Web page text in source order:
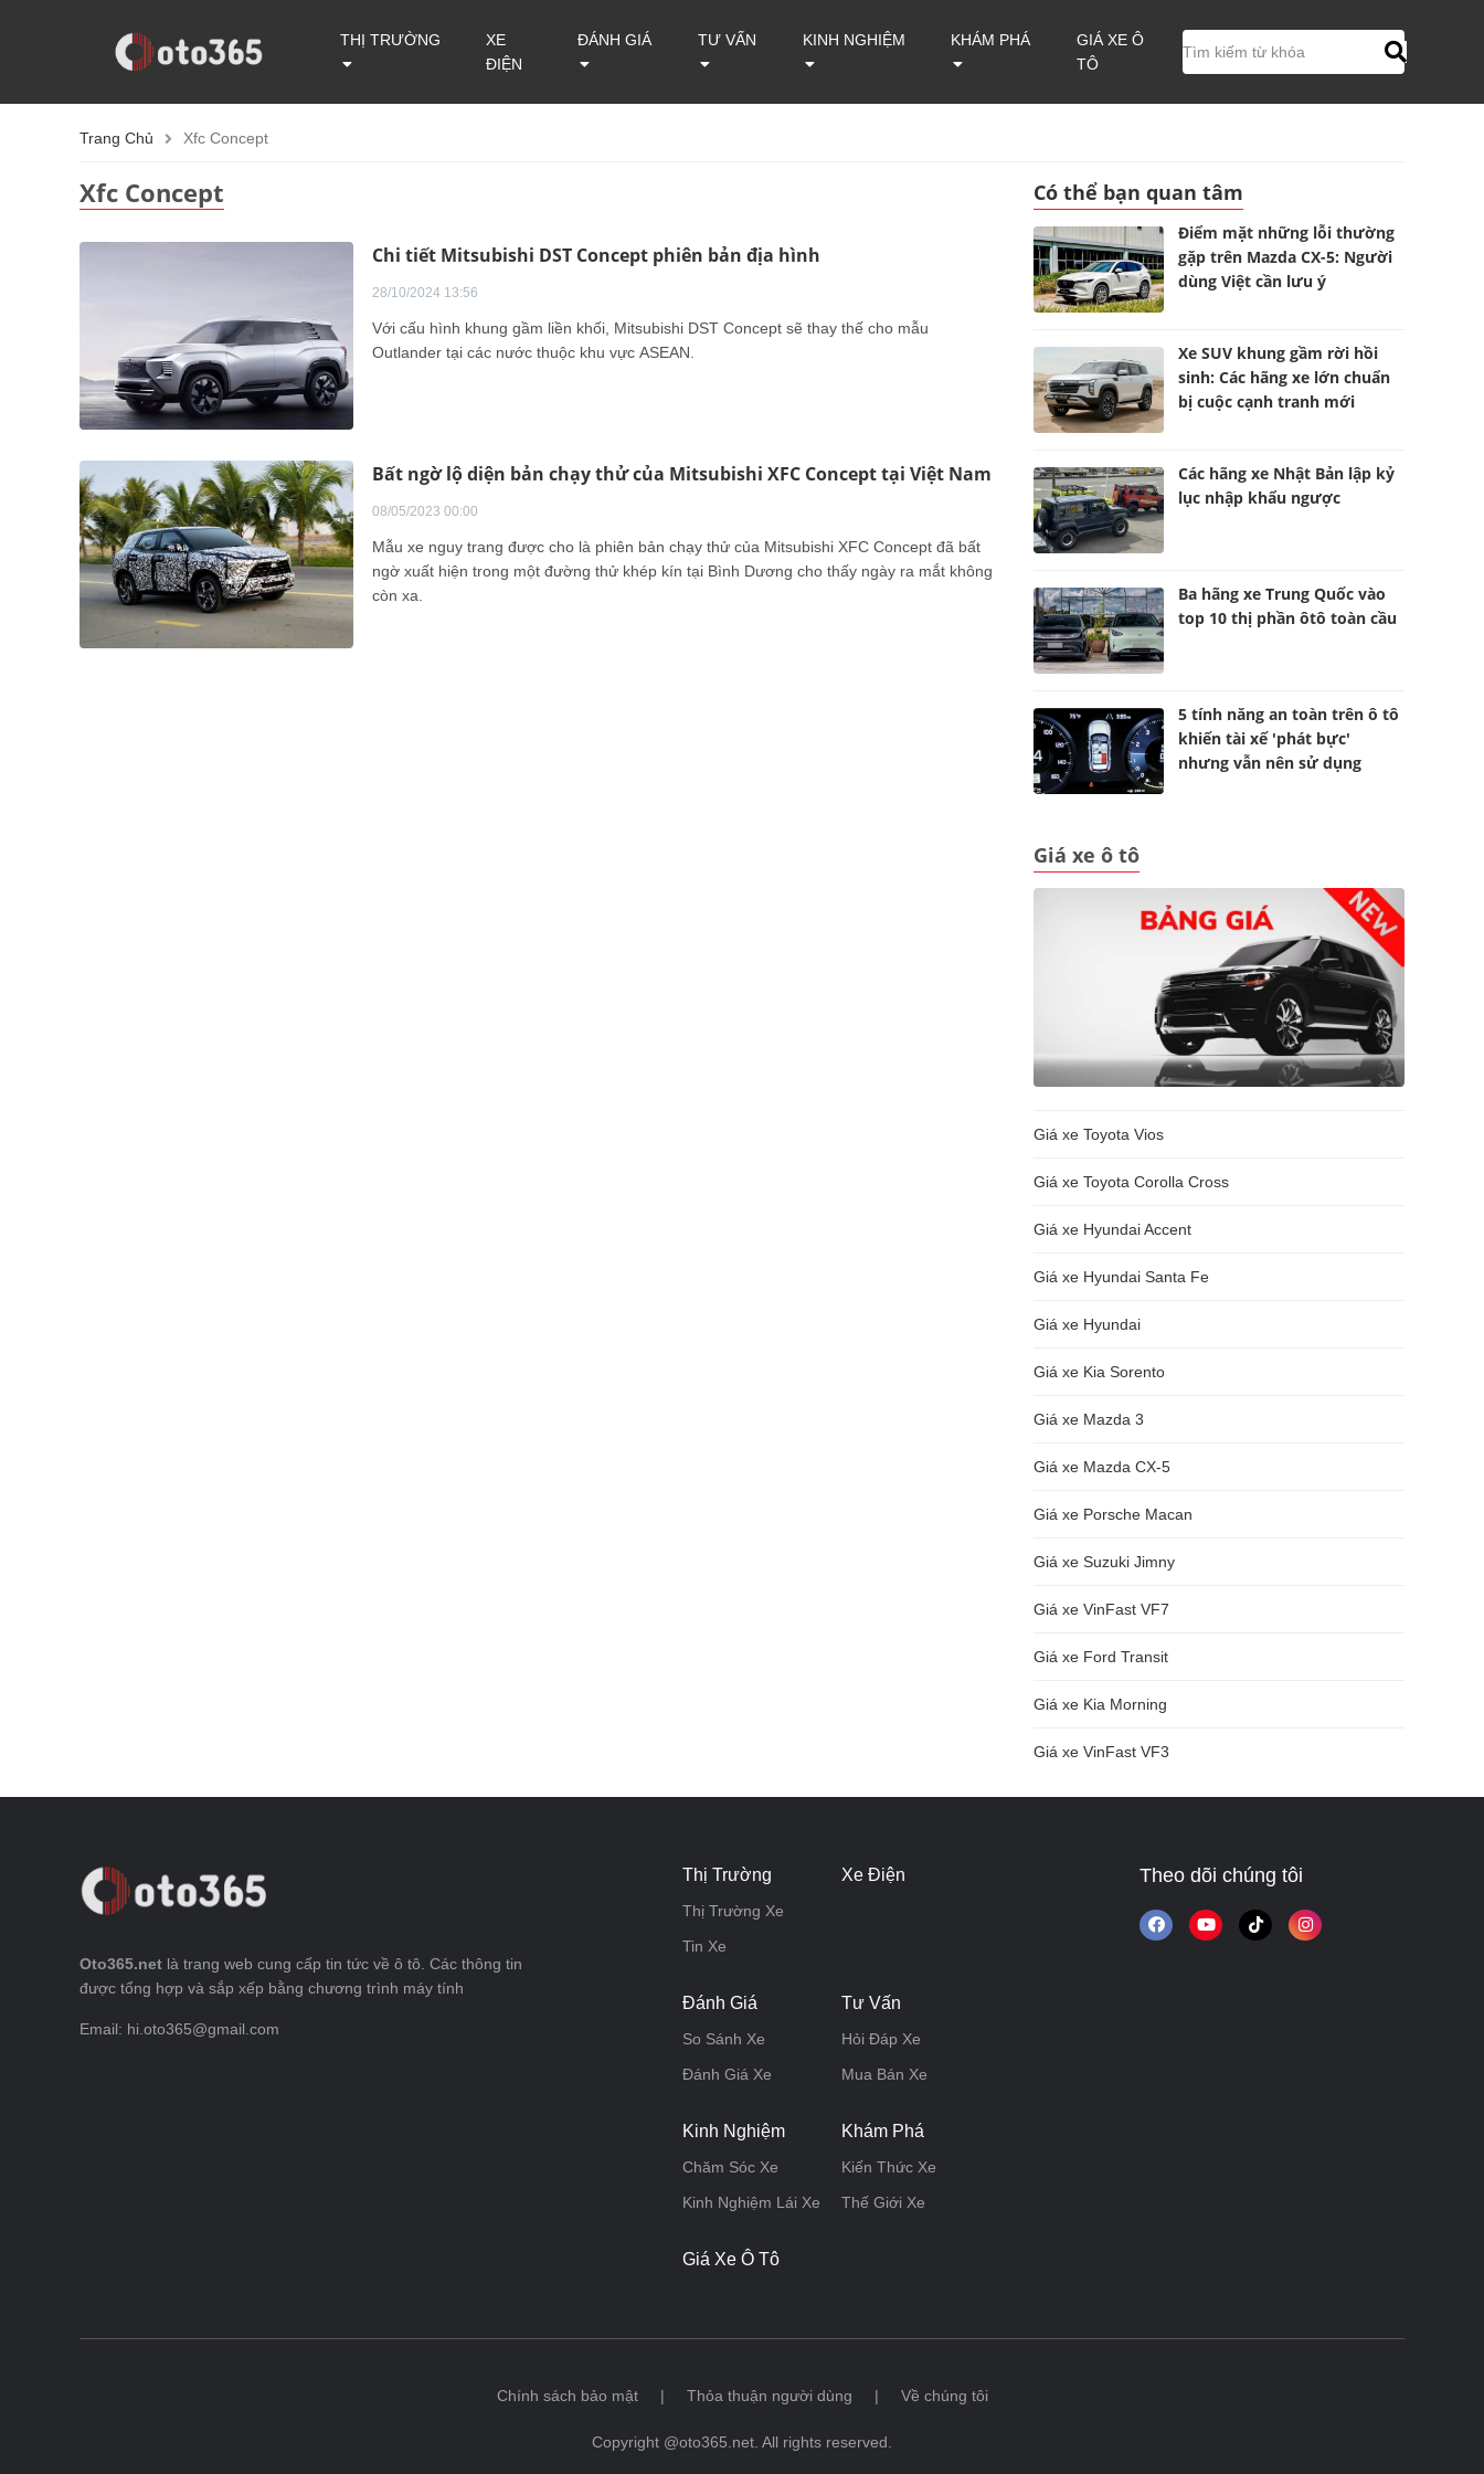
THỊ TRƯỜNG
XE
ĐIỆN
ĐÁNH GIÁ TƯ VẤN KINH NGHIỆM KHÁM PHÁ
GIÁ XE Ô
TÔ
Trang Chủ Xfc Concept
Xfc Concept
Chi tiết Mitsubishi DST Concept phiên bản địa hình
28/10/2024 13:56
Với cấu hình khung gầm liền khối, Mitsubishi DST Concept sẽ thay thế cho mẫu
Outlander tại các nước thuộc khu vực ASEAN.
Bất ngờ lộ diện bản chạy thử của Mitsubishi XFC Concept tại Việt Nam
08/05/2023 00:00
Mẫu xe nguy trang được cho là phiên bản chạy thử của Mitsubishi XFC Concept đã bất
ngờ xuất hiện trong một đường thử khép kín tại Bình Dương cho thấy ngày ra mắt không
còn xa.
Có thể bạn quan tâm
Điểm mặt những lỗi thường
gặp trên Mazda CX-5: Người
dùng Việt cần lưu ý
Xe SUV khung gầm rời hồi
sinh: Các hãng xe lớn chuẩn
bị cuộc cạnh tranh mới
Các hãng xe Nhật Bản lập kỷ
lục nhập khẩu ngược
Ba hãng xe Trung Quốc vào
top 10 thị phần ôtô toàn cầu
5 tính năng an toàn trên ô tô
khiến tài xế 'phát bực'
nhưng vẫn nên sử dụng
Giá xe ô tô
Giá xe Toyota Vios
Giá xe Toyota Corolla Cross
Giá xe Hyundai Accent
Giá xe Hyundai Santa Fe
Giá xe Hyundai
Giá xe Kia Sorento
Giá xe Mazda 3
Giá xe Mazda CX-5
Giá xe Porsche Macan
Giá xe Suzuki Jimny
Giá xe VinFast VF7
Giá xe Ford Transit
Giá xe Kia Morning
Giá xe VinFast VF3
Oto365.net là trang web cung cấp tin tức về ô tô. Các thông tin
được tổng hợp và sắp xếp bằng chương trình máy tính
Email: hi.oto365@gmail.com
Thị Trường
Thị Trường Xe
Tin Xe
Xe Điện
Đánh Giá
So Sánh Xe
Đánh Giá Xe
Tư Vấn
Hỏi Đáp Xe
Mua Bán Xe
Kinh Nghiệm
Chăm Sóc Xe
Kinh Nghiệm Lái Xe
Khám Phá
Kiến Thức Xe
Thế Giới Xe
Giá Xe Ô Tô
Theo dõi chúng tôi
Chính sách bảo mật | Thỏa thuận người dùng | Về chúng tôi
Copyright @oto365.net. All rights reserved.